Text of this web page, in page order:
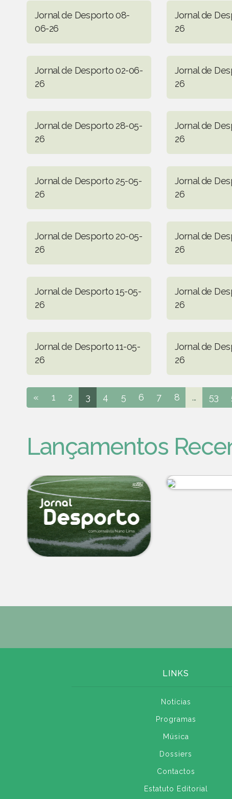
Jornal de Desporto 08-
06-26
Jornal de
26
Jornal de Desporto 02-06-
26
Jornal de
26
Jornal de Desporto 28-05-
26
Jornal de
26
Jornal de Desporto 25-05-
26
Jornal de
26
Jornal de Desporto 20-05-
26
Jornal de
26
Jornal de Desporto 15-05-
26
Jornal de
26
Jornal de Desporto 11-05-
26
Jornal de
26
« 1 2 3 4 5 6 7 8 ... 53
Lançamentos
LINKS
Notícias
Programas
Música
Dossiers
Contactos
Estatuto Editorial